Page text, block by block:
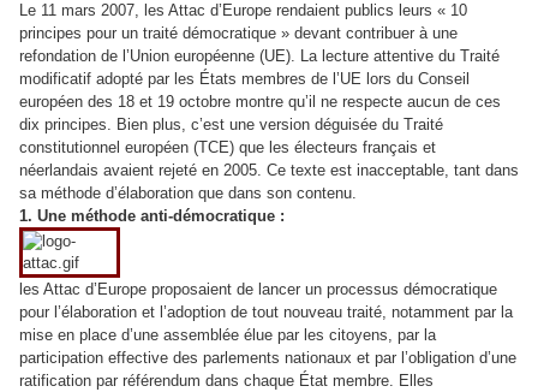
Le 11 mars 2007, les Attac d’Europe rendaient publics leurs « 10
principes pour un traité démocratique » devant contribuer à une
refondation de l’Union européenne (UE). La lecture attentive du Traité
modificatif adopté par les États membres de l’UE lors du Conseil
européen des 18 et 19 octobre montre qu’il ne respecte aucun de ces
dix principes. Bien plus, c’est une version déguisée du Traité
constitutionnel européen (TCE) que les électeurs français et
néerlandais avaient rejeté en 2005. Ce texte est inacceptable, tant dans
sa méthode d’élaboration que dans son contenu.
1. Une méthode anti-démocratique :
les Attac d’Europe proposaient de lancer un processus démocratique
pour l’élaboration et l’adoption de tout nouveau traité, notamment par la
mise en place d’une assemblée élue par les citoyens, par la
participation effective des parlements nationaux et par l’obligation d’une
ratification par référendum dans chaque État membre. Elles